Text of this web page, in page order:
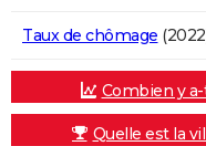
Taux de chômage
Combien y
Quelle est la